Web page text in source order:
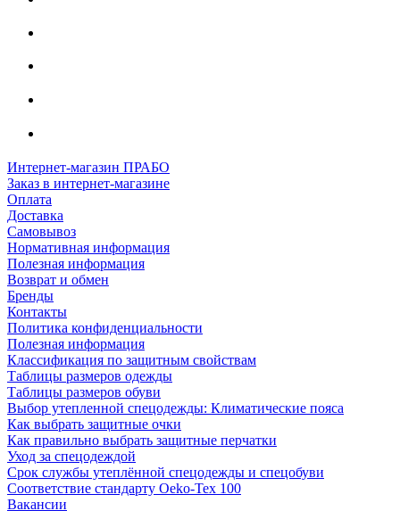
Интернет-магазин ПРАБО
Заказ в интернет-магазине
Оплата
Доставка
Самовывоз
Нормативная информация
Полезная информация
Возврат и обмен
Бренды
Контакты
Политика конфиденциальности
Полезная информация
Классификация по защитным свойствам
Таблицы размеров одежды
Таблицы размеров обуви
Выбор утепленной спецодежды: Климатические пояса
Как выбрать защитные очки
Как правильно выбрать защитные перчатки
Уход за спецодеждой
Срок службы утеплённой спецодежды и спецобуви
Соответствие стандарту Oeko-Tex 100
Вакансии